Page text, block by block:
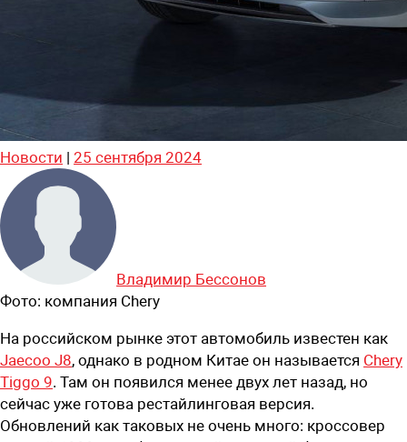
Новости | 25 сентября 2024
Владимир Бессонов
Фото: компания Chery
На российском рынке этот автомобиль известен как
Jaecoo J8, однако в родном Китае он называется Chery
Tiggo 9. Там он появился менее двух лет назад, но
сейчас уже готова рестайлинговая версия.
Обновлений как таковых не очень много: кроссовер